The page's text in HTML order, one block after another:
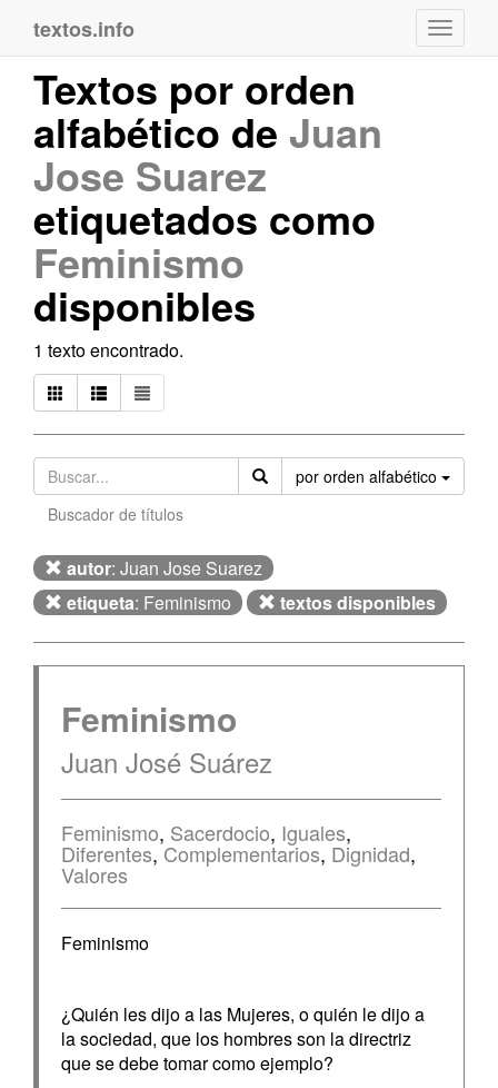
textos.info
Textos por orden
alfabético de Juan
Jose Suarez
etiquetados como
Feminismo
disponibles
1 texto encontrado.
por orden alfabético
Buscador de títulos
autor: Juan Jose Suarez
etiqueta: Feminismo textos disponibles
Feminismo
Juan José Suárez
Feminismo, Sacerdocio, Iguales,
Diferentes,Complementarios, Dignidad,
Valores
Feminismo
¿Quién les dijo a las Mujeres, o quién le dijo a
la sociedad, que los hombres son la directriz
que se debe tomar como ejemplo?